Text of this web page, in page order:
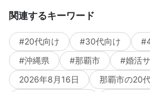
関連するキーワード
#20代向け #30代向け
#沖縄県
#那覇市
#婚活
2026年8月16日
那覇市の20